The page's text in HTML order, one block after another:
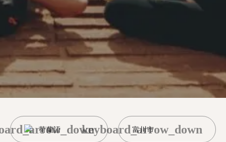
荷蘭語 富川市
keyboard_arrow_down